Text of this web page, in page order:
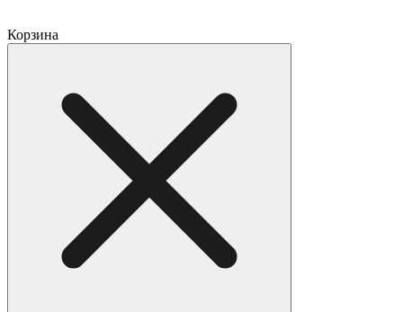
Корзина